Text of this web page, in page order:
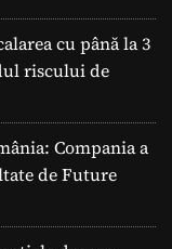
cu până la 3
riscului de
Compania a
de Future